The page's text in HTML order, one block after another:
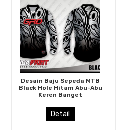
Desain Baju Sepeda MTB
Black Hole Hitam Abu-Abu
Keren Banget
Detail